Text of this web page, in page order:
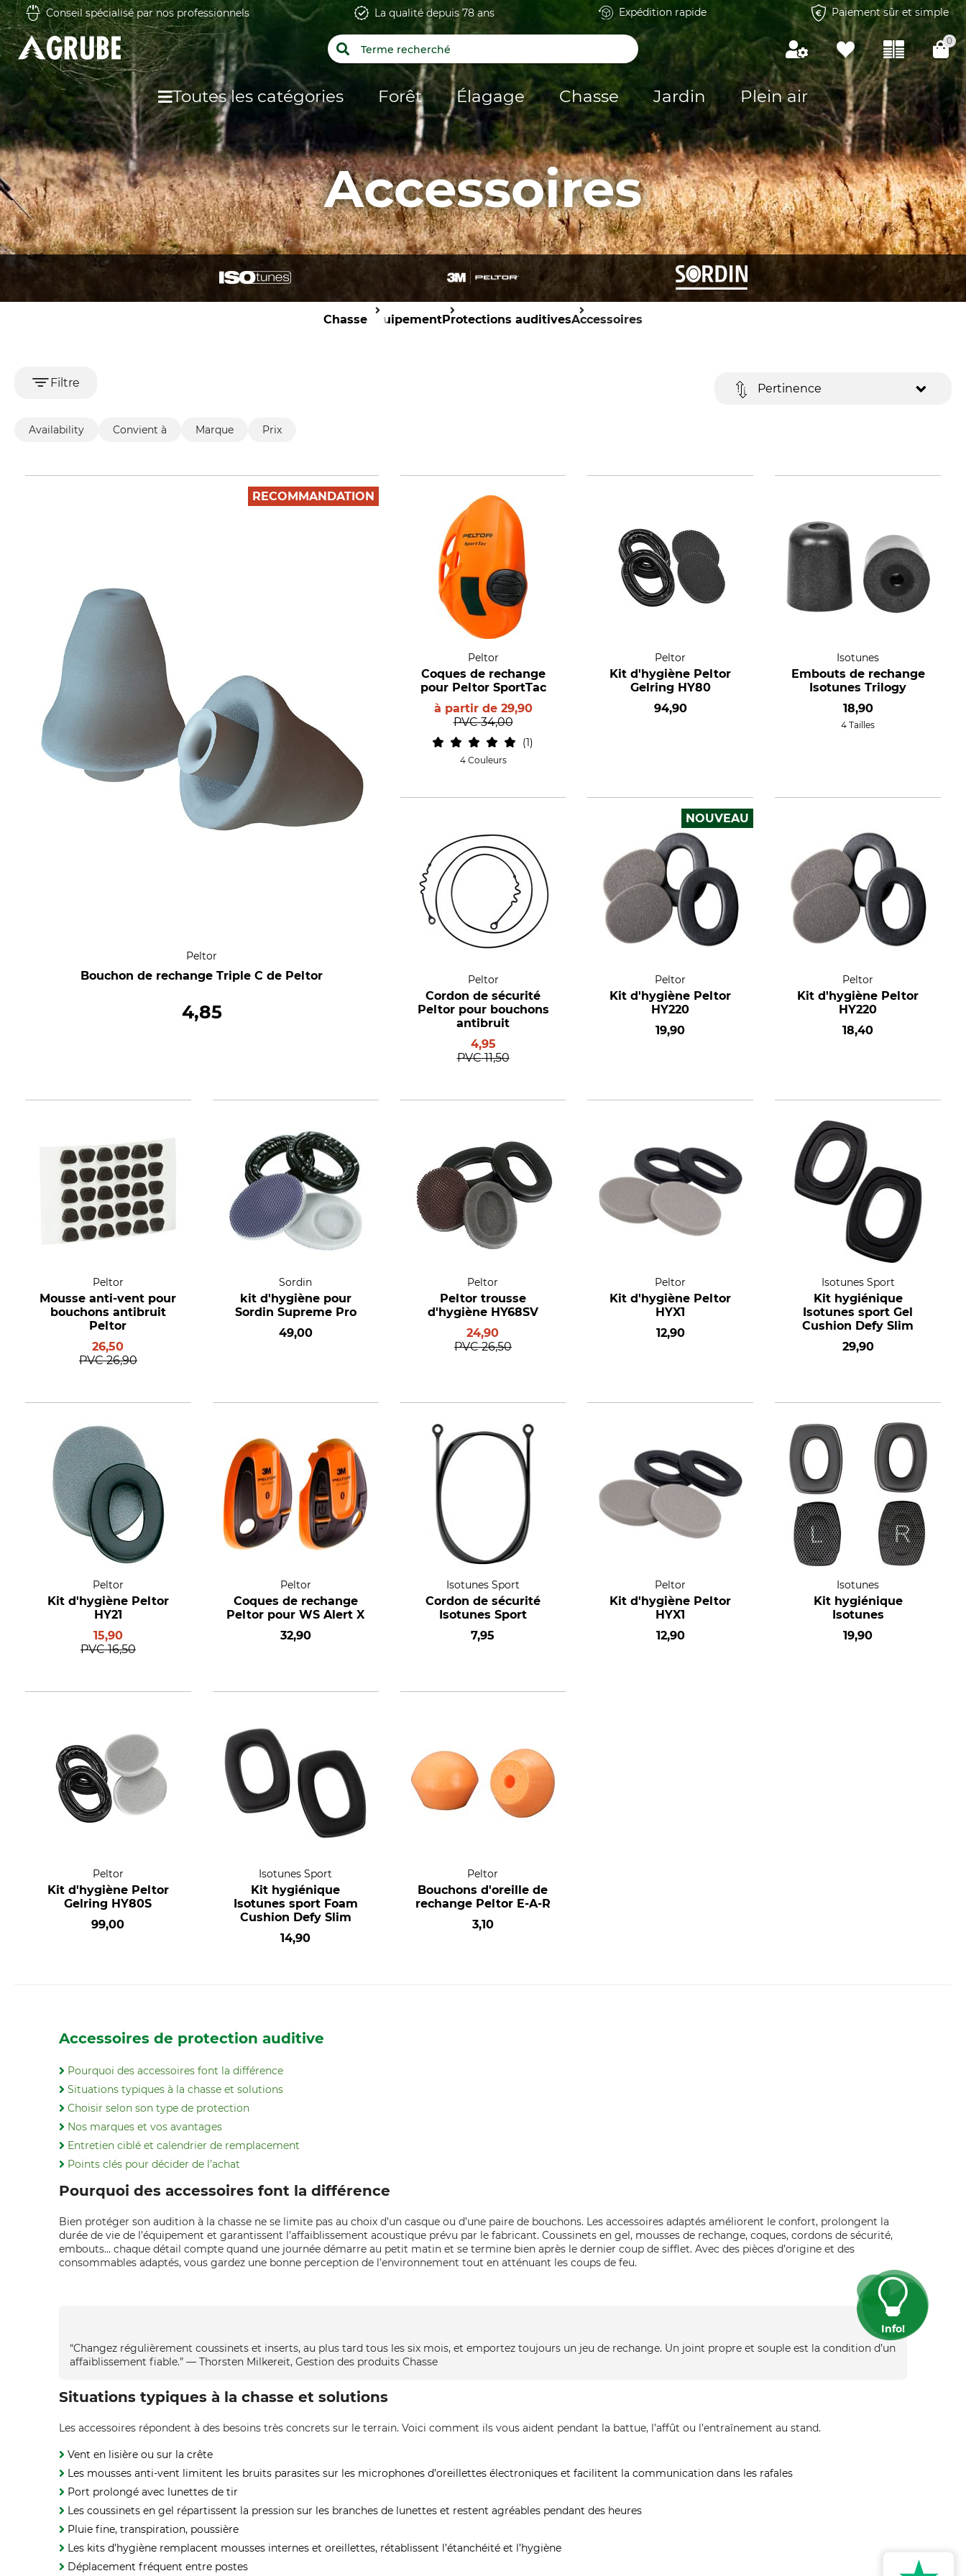
Conseil spécialisé par nos professionnels La qualité depuis 78 ans Expédition rapide Paiement sûr et simple
0
Toutes les catégories Forêt Élagage Chasse Jardin Plein air
Accessoires
Chasse ÉquipementProtections auditivesAccessoires
Filtre Pertinence
Availability Convient à Marque Prix
RECOMMANDATION
Peltor
Bouchon de rechange Triple C de Peltor
4,85
Peltor
Coques de rechange
pour Peltor SportTac
à partir de 29,90
PVC 34,00
1
4 Couleurs
Peltor
Kit d'hygiène Peltor
Gelring HY80
94,90
Isotunes
Embouts de rechange
Isotunes Trilogy
18,90
4 Tailles
Peltor
Cordon de sécurité
Peltor pour bouchons
antibruit
4,95
PVC 11,50
NOUVEAU
Peltor
Kit d'hygiène Peltor
HY220
19,90
Peltor
Kit d'hygiène Peltor
HY220
18,40
Peltor
Mousse anti-vent pour
bouchons antibruit
Peltor
26,50
PVC 26,90
Sordin
kit d'hygiène pour
Sordin Supreme Pro
49,00
Peltor
Peltor trousse
d'hygiène HY68SV
24,90
PVC 26,50
Peltor
Kit d'hygiène Peltor
HYX1
12,90
Isotunes Sport
Kit hygiénique
Isotunes sport Gel
Cushion Defy Slim
29,90
Peltor
Kit d'hygiène Peltor
HY21
15,90
PVC 16,50
Peltor
Coques de rechange
Peltor pour WS Alert X
32,90
Isotunes Sport
Cordon de sécurité
Isotunes Sport
7,95
Peltor
Kit d'hygiène Peltor
HYX1
12,90
Isotunes
Kit hygiénique
Isotunes
19,90
Peltor
Kit d'hygiène Peltor
Gelring HY80S
99,00
Isotunes Sport
Kit hygiénique
Isotunes sport Foam
Cushion Defy Slim
14,90
Peltor
Bouchons d'oreille de
rechange Peltor E-A-R
3,10
Accessoires de protection auditive
Pourquoi des accessoires font la différence
Situations typiques à la chasse et solutions
Choisir selon son type de protection
Nos marques et vos avantages
Entretien ciblé et calendrier de remplacement
Points clés pour décider de l’achat
Pourquoi des accessoires font la différence
Bien protéger son audition à la chasse ne se limite pas au choix d’un casque ou d’une paire de bouchons. Les accessoires adaptés améliorent le confort, prolongent la
durée de vie de l’équipement et garantissent l’affaiblissement acoustique prévu par le fabricant. Coussinets en gel, mousses de rechange, coques, cordons de sécurité,
embouts… chaque détail compte quand une journée démarre au petit matin et se termine bien après le dernier coup de sifflet. Avec des pièces d’origine et des
consommables adaptés, vous gardez une bonne perception de l’environnement tout en atténuant les coups de feu.
Info!
“Changez régulièrement coussinets et inserts, au plus tard tous les six mois, et emportez toujours un jeu de rechange. Un joint propre et souple est la condition d’un
affaiblissement fiable.” — Thorsten Milkereit, Gestion des produits Chasse
Situations typiques à la chasse et solutions
Les accessoires répondent à des besoins très concrets sur le terrain. Voici comment ils vous aident pendant la battue, l’affût ou l’entraînement au stand.
Vent en lisière ou sur la crête
Les mousses anti-vent limitent les bruits parasites sur les microphones d’oreillettes électroniques et facilitent la communication dans les rafales
Port prolongé avec lunettes de tir
Les coussinets en gel répartissent la pression sur les branches de lunettes et restent agréables pendant des heures
Pluie fine, transpiration, poussière
Les kits d’hygiène remplacent mousses internes et oreillettes, rétablissent l’étanchéité et l’hygiène
Déplacement fréquent entre postes